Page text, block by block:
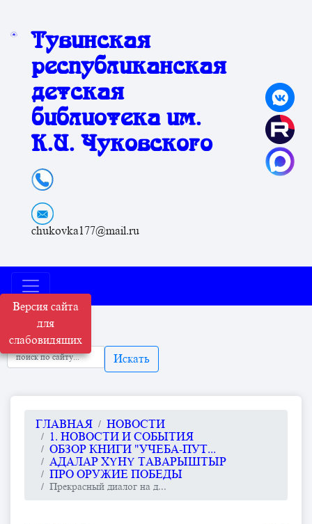
Версия сайта
для
слабовидящих
Тувинская
республиканская
детская
библиотека им.
К.И. Чуковского
chukovka177@mail.ru
Искать
ГЛАВНАЯ
НОВОСТИ
1. НОВОСТИ И СОБЫТИЯ
ОБЗОР КНИГИ "УЧЕБА-ПУТ...
АДАЛАР ХҮНҮ ТАВАРЫШТЫР
ПРО ОРУЖИЕ ПОБЕДЫ
Прекрасный диалог на д...